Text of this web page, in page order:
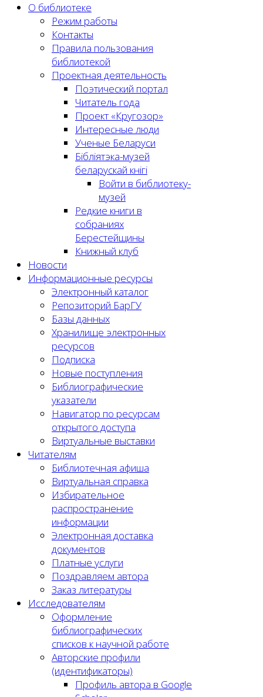
О библиотеке
Режим работы
Контакты
Правила пользования
библиотекой
Проектная деятельность
Поэтический портал
Читатель года
Проект «Кругозор»
Интересные люди
Ученые Беларуси
Бібліятэка-музей
беларускай кнігі
Войти в библиотеку-
музей
Редкие книги в
собраниях
Берестейщины
Книжный клуб
Новости
Информационные ресурсы
Электронный каталог
Репозиторий БарГУ
Базы данных
Хранилище электронных
ресурсов
Подписка
Новые поступления
Библиографические
указатели
Навигатор по ресурсам
открытого доступа
Виртуальные выставки
Читателям
Библиотечная афиша
Виртуальная справка
Избирательное
распространение
информации
Электронная доставка
документов
Платные услуги
Поздравляем автора
Заказ литературы
Исследователям
Оформление
библиографических
списков к научной работе
Авторские профили
(идентификаторы)
Профиль автора в Google